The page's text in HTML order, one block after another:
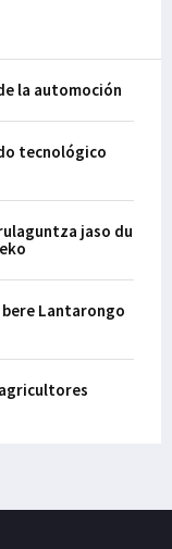
la automoción
tecnológico
jaso du
Lantarongo